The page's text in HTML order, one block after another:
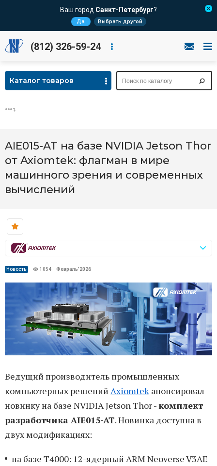
Ваш город Санкт-Петербург?
Да Выбрать другой
(812) 326-59-24
Каталог товаров
AIE015-AT на базе NVIDIA Jetson Thor
от Axiomtek: флагман в мире
машинного зрения и современных
вычислений
Новость 1054 Февраль’2026
Ведущий производитель промышленных
компьютерных решений Axiomtek анонсировал
новинку на базе NVIDIA Jetson Thor -комплект
разработчика AIE015-AT. Новинка доступна в
двух модификациях:
на базе T4000: 12-ядерный ARM Neoverse V3AE